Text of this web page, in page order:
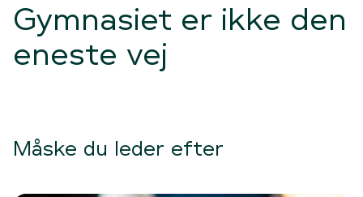
Gymnasiet er ikke den
eneste vej
Måske du leder efter